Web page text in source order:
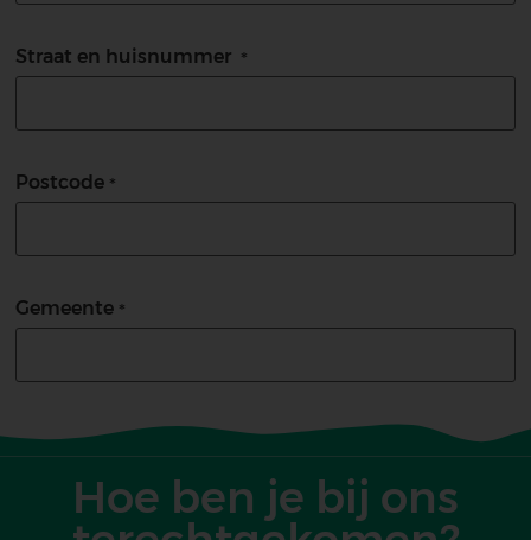
Straat en huisnummer
Postcode
Gemeente
Hoe ben je bij ons